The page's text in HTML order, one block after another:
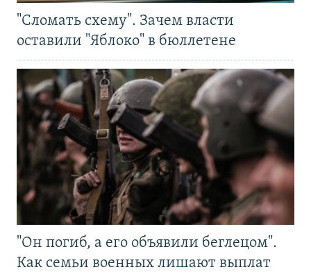
"Сломать схему". Зачем власти
оставили "Яблоко" в бюллетене
"Он погиб, а его объявили беглецом".
Как семьи военных лишают выплат